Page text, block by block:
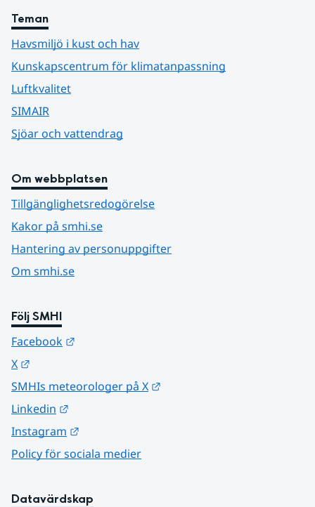
Teman
Havsmiljö i kust och hav
Kunskapscentrum för klimatanpassning
Luftkvalitet
SIMAIR
Sjöar och vattendrag
Om webbplatsen
Tillgänglighetsredogörelse
Kakor på smhi.se
Hantering av personuppgifter
Om smhi.se
Följ SMHI
Facebook
X
SMHIs meteorologer på X
Linkedin
Instagram
Policy för sociala medier
Datavärdskap